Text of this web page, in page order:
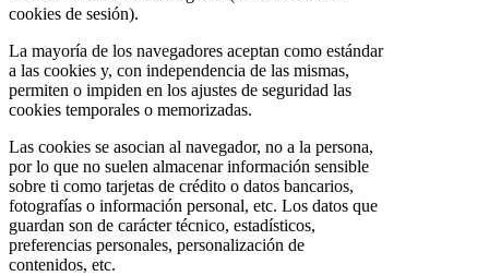
cookies de sesión).
La mayoría de los navegadores aceptan como estándar
a las cookies y, con independencia de las mismas,
permiten o impiden en los ajustes de seguridad las
cookies temporales o memorizadas.
Las cookies se asocian al navegador, no a la persona,
por lo que no suelen almacenar información sensible
sobre ti como tarjetas de crédito o datos bancarios,
fotografías o información personal, etc. Los datos que
guardan son de carácter técnico, estadísticos,
preferencias personales, personalización de
contenidos, etc.